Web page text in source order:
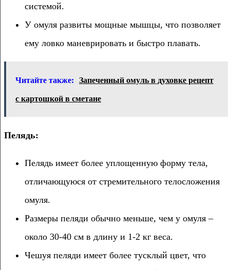
системой.
У омуля развиты мощные мышцы, что позволяет
ему ловко маневрировать и быстро плавать.
Читайте также: Запеченный омуль в духовке рецепт
с картошкой в сметане
Пелядь:
Пелядь имеет более уплощенную форму тела,
отличающуюся от стремительного телосложения
омуля.
Размеры пеляди обычно меньше, чем у омуля –
около 30-40 см в длину и 1-2 кг веса.
Чешуя пеляди имеет более тусклый цвет, что